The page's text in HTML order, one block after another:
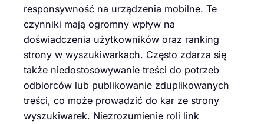
responsywność na urządzenia mobilne. Te
czynniki mają ogromny wpływ na
doświadczenia użytkowników oraz ranking
strony w wyszukiwarkach. Często zdarza się
także niedostosowywanie treści do potrzeb
odbiorców lub publikowanie zduplikowanych
treści, co może prowadzić do kar ze strony
wyszukiwarek. Niezrozumienie roli link